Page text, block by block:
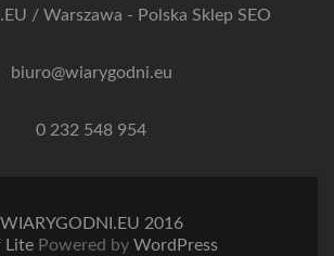
/ Warszawa - Polska Sklep SEO
biuro@wiarygodni.eu
0 232 548 954
WIARYGODNI.EU 2016
Lite Powered by WordPress